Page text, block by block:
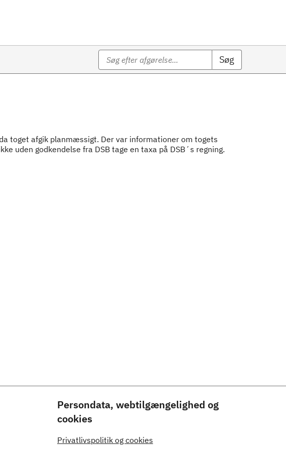
Søg
toget afgik planmæssigt. Der var informationer om togets
uden godkendelse fra DSB tage en taxa på DSB´s regning.
Persondata, webtilgængelighed og
cookies
Privatlivspolitik og cookies